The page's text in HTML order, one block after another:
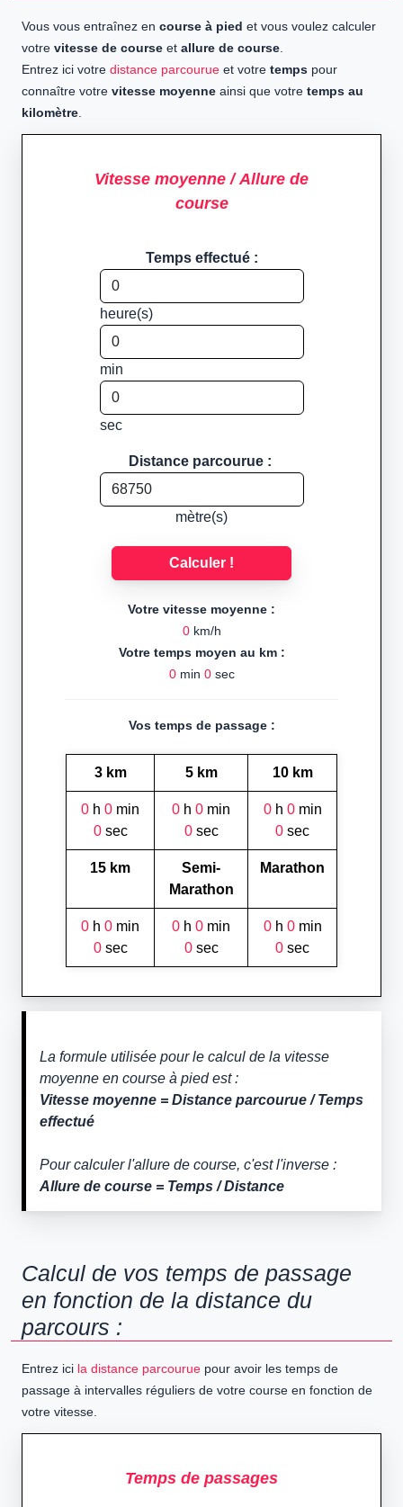
Vous vous entraînez en course à pied et vous voulez calculer
votre vitesse de course et allure de course
Entrez ici votre distance parcourue et votre temps pour
connaître votre vitesse moyenne ainsi que votre temps au
kilomètre
Vitesse moyenne / Allure de
course
Temps effectué :
heure(s)
min
sec
Distance parcourue :
mètre(s)
Calculer !
Votre vitesse moyenne :
0km/h
Votre temps moyen au km :
0min 0sec
Vos temps de passage :
3 km 5 km 10 km
0 h 0 min
0sec
0 h 0 min
0sec
0h 0min
0 sec
15 km
Semi-
Marathon
Marathon
0 h 0 min
0sec
0 h 0 min
0sec
0h 0min
0 sec
La formule utilisée pour le calcul de la vitesse
moyenne en course à pied est :
Vitesse moyenne = Distance parcourue / Temps
effectué
Pour calculer l'allure de course, c'est l'inverse :
Allure de course = Temps / Distance
Calcul de vos temps de passage
en fonction de la distance du
parcours :
Entrez ici la distance parcourue pour avoir les temps de
passage à intervalles réguliers de votre course en fonction de
votre vitesse.
Temps de passages